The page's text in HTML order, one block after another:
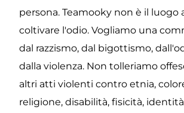
persona. Teamooky non è il luogo
coltivare l'odio. Vogliamo una
dal razzismo, dal bigottismo,
dalla violenza. Non tolleriamo
altri atti violenti contro etnia,
religione, disabilità, fisicità,